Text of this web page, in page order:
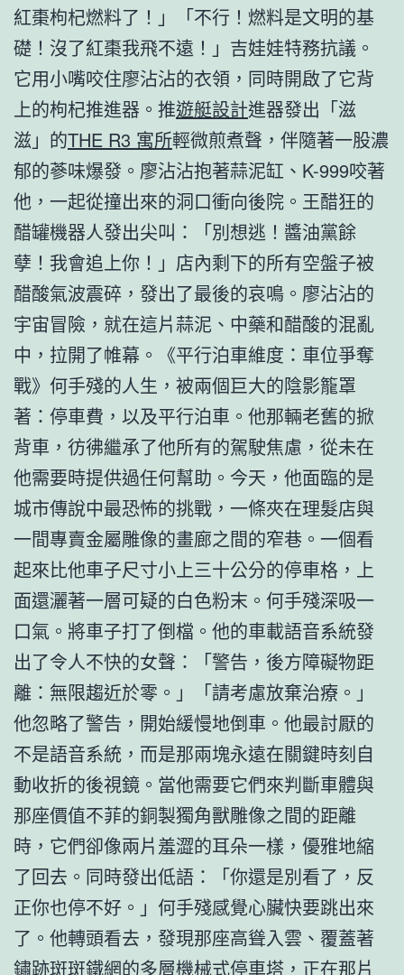
紅棗枸杞燃料了！」「不行！燃料是文明的基
礎！沒了紅棗我飛不遠！」吉娃娃特務抗議。
它用小嘴咬住廖沾沾的衣領，同時開啟了它背
上的枸杞推進器。推遊艇設計進器發出「滋
滋」的THE R3 寓所輕微煎煮聲，伴隨著一股濃
郁的蔘味爆發。廖沾沾抱著蒜泥缸、K-999咬著
他，一起從撞出來的洞口衝向後院。王醋狂的
醋罐機器人發出尖叫：「別想逃！醬油黨餘
孽！我會追上你！」店內剩下的所有空盤子被
醋酸氣波震碎，發出了最後的哀鳴。廖沾沾的
宇宙冒險，就在這片蒜泥、中藥和醋酸的混亂
中，拉開了帷幕。《平行泊車維度：車位爭奪
戰》何手殘的人生，被兩個巨大的陰影籠罩
著：停車費，以及平行泊車。他那輛老舊的掀
背車，彷彿繼承了他所有的駕駛焦慮，從未在
他需要時提供過任何幫助。今天，他面臨的是
城市傳說中最恐怖的挑戰，一條夾在理髮店與
一間專賣金屬雕像的畫廊之間的窄巷。一個看
起來比他車子尺寸小上三十公分的停車格，上
面還灑著一層可疑的白色粉末。何手殘深吸一
口氣。將車子打了倒檔。他的車載語音系統發
出了令人不快的女聲：「警告，後方障礙物距
離：無限趨近於零。」「請考慮放棄治療。」
他忽略了警告，開始緩慢地倒車。他最討厭的
不是語音系統，而是那兩塊永遠在關鍵時刻自
動收折的後視鏡。當他需要它們來判斷車體與
那座價值不菲的銅製獨角獸雕像之間的距離
時，它們卻像兩片羞澀的耳朵一樣，優雅地縮
了回去。同時發出低語：「你還是別看了，反
正你也停不好。」何手殘感覺心臟快要跳出來
了。他轉頭看去，發現那座高聳入雲、覆蓋著
鏽跡斑斑鐵網的多層機械式停車塔，正在那片